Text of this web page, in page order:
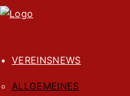
VEREINSNEWS
ALLGEMEINES